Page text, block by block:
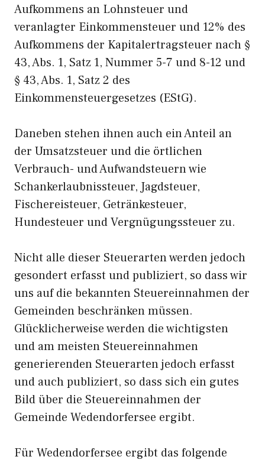
Aufkommens an Lohnsteuer und
veranlagter Einkommensteuer und 12% des
Aufkommens der Kapitalertragsteuer nach §
43, Abs. 1, Satz 1, Nummer 5-7 und 8-12 und
§ 43, Abs. 1, Satz 2 des
Einkommensteuergesetzes (EStG).
Daneben stehen ihnen auch ein Anteil an
der Umsatzsteuer und die örtlichen
Verbrauch- und Aufwandsteuern wie
Schankerlaubnissteuer, Jagdsteuer,
Fischereisteuer, Getränkesteuer,
Hundesteuer und Vergnügungssteuer zu.
Nicht alle dieser Steuerarten werden jedoch
gesondert erfasst und publiziert, so dass wir
uns auf die bekannten Steuereinnahmen der
Gemeinden beschränken müssen.
Glücklicherweise werden die wichtigsten
und am meisten Steuereinnahmen
generierenden Steuerarten jedoch erfasst
und auch publiziert, so dass sich ein gutes
Bild über die Steuereinnahmen der
Gemeinde Wedendorfersee ergibt.
Für Wedendorfersee ergibt das folgende